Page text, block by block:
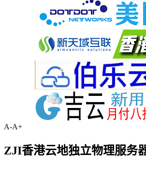
A-A+
ZJI香港云地独立物理服务